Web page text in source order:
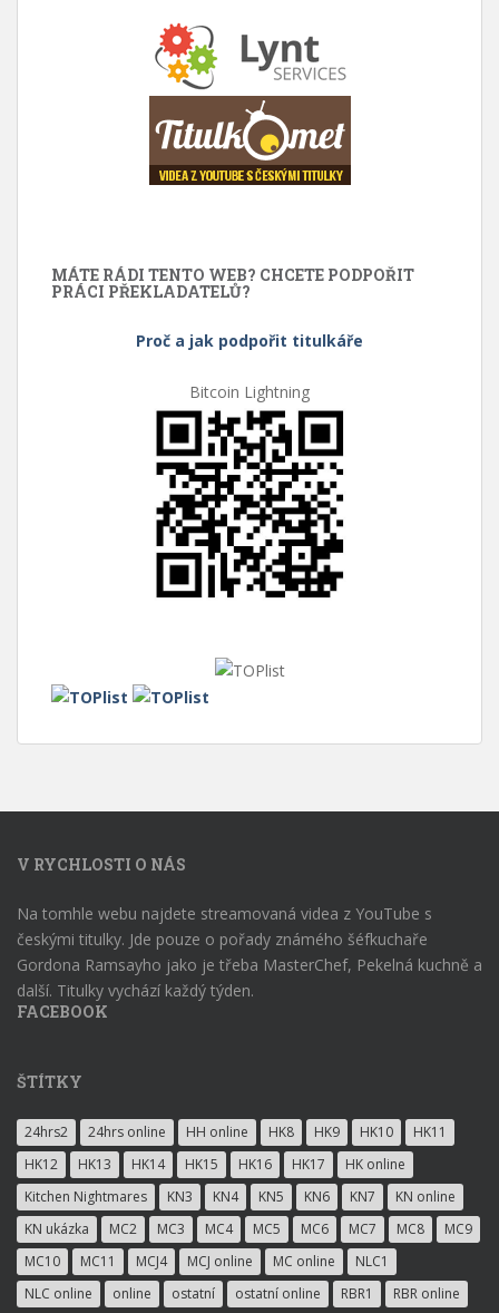
MÁTE RÁDI TENTO WEB? CHCETE PODPOŘIT
PRÁCI PŘEKLADATELŮ?
Proč a jak podpořit titulkáře
Bitcoin Lightning
V RYCHLOSTI O NÁS
Na tomhle webu najdete streamovaná videa z YouTube s
českými titulky. Jde pouze o pořady známého šéfkuchaře
Gordona Ramsayho jako je třeba MasterChef, Pekelná kuchně a
další. Titulky vychází každý týden.
FACEBOOK
ŠTÍTKY
24hrs2 24hrs online HH online HK8 HK9 HK10
HK11
HK12
HK13 HK14 HK15 HK16 HK17
HK online
Kitchen Nightmares
KN3 KN4 KN5 KN6 KN7
KN online
KN ukázka
MC2 MC3 MC4 MC5 MC6 MC7 MC8
MC9
MC10
MC11 MCJ4 MCJ online MC online
NLC1
NLC online
online ostatní ostatní online RBR1 RBR online